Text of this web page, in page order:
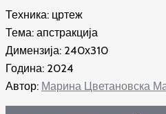
Техника: цртеж
Тема: апстракција
Димензија: 240х310
Година: 2024
Автор: Марина Цветановска